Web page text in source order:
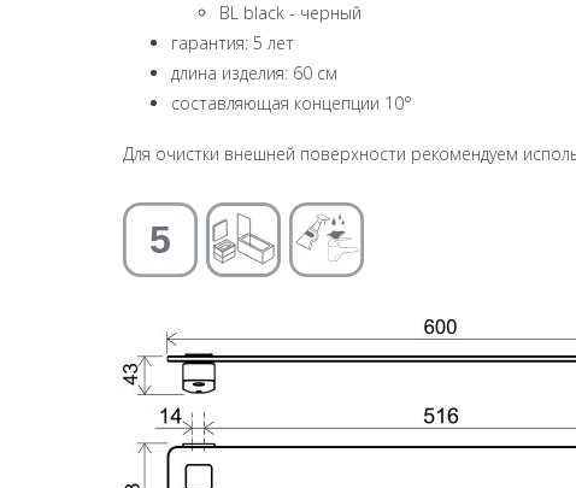
BL black - черный
гарантия: 5 лет
длина изделия: 60 см
составляющая концепции 10°
Для очистки внешней поверхности рекомендуем